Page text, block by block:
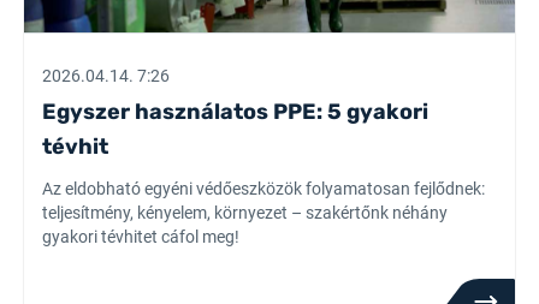
2026.04.14. 7:26
Egyszer használatos PPE: 5 gyakori
tévhit
Az eldobható egyéni védőeszközök folyamatosan fejlődnek:
teljesítmény, kényelem, környezet – szakértőnk néhány
gyakori tévhitet cáfol meg!